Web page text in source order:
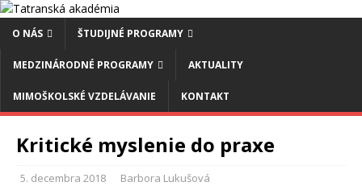
O NÁS ŠTUDIJNÉ PROGRAMY
MEDZINÁRODNÉ PROGRAMY AKTUALITY
MIMOŠKOLSKÉ VZDELÁVANIE KONTAKT
Kritické myslenie do praxe
5. decembra 2018 Barbora Lukušová